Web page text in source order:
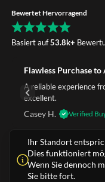
Bewertet Hervorragend
Basiert auf53.8k+
Flawless Purchase
A reliable experience
excellent.
Casey H. Verified
Ihr Standort
Dies funktioniert
Wenn Sie dennoch
Sie bitte fort.